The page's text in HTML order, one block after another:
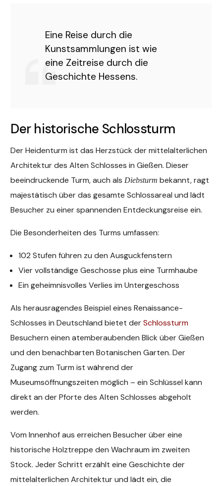
Eine Reise durch die
Kunstsammlungen ist wie
eine Zeitreise durch die
Geschichte Hessens.
Der historische Schlossturm
Der Heidenturm ist das Herzstück der mittelalterlichen
Architektur des Alten Schlosses in Gießen. Dieser
beeindruckende Turm, auch alsDiebsturm bekannt, ragt
majestätisch über das gesamte Schlossareal und lädt
Besucher zu einer spannenden Entdeckungsreise ein.
Die Besonderheiten des Turms umfassen:
102 Stufen führen zu den Ausguckfenstern
Vier vollständige Geschosse plus eine Turmhaube
Ein geheimnisvolles Verlies im Untergeschoss
Als herausragendes Beispiel eines Renaissance-
Schlosses in Deutschland bietet derSchlossturm
Besuchern einen atemberaubenden Blick über Gießen
und den benachbarten Botanischen Garten. Der
Zugang zum Turm ist während der
Museumsöffnungszeiten möglich – ein Schlüssel kann
direkt an der Pforte des Alten Schlosses abgeholt
werden.
Vom Innenhof aus erreichen Besucher über eine
historische Holztreppe den Wachraum im zweiten
Stock. Jeder Schritt erzählt eine Geschichte der
mittelalterlichen Architektur und lädt ein, die